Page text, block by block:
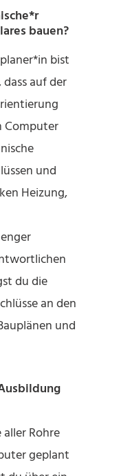
bauen?
bist
auf der
Computer
und
Heizung,
du die
an den
und
Rohre
geplant